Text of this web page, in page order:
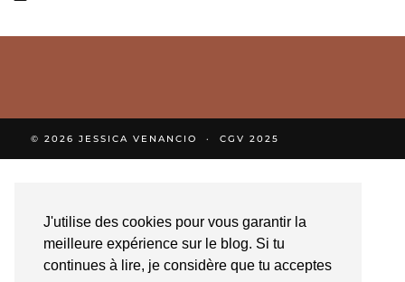
J'utilise des cookies pour vous garantir la
meilleure expérience sur le blog. Si tu
continues à lire, je considère que tu acceptes
© 2026 JESSICA VENANCIO CGV 2025